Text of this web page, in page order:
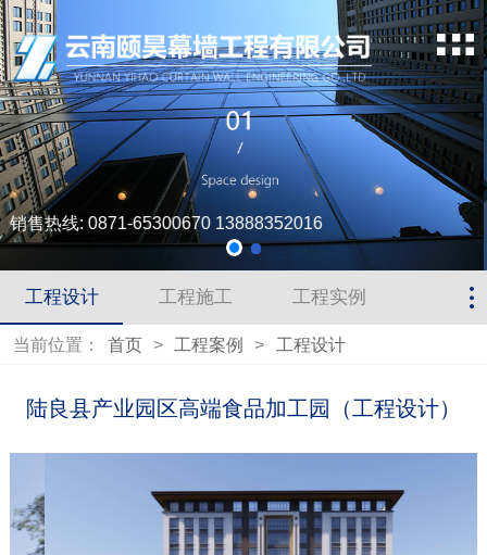
销售热线: 0871-65300670 13888352016
工程设计 工程施工 工程实例
当前位置： 首页 > 工程案例 > 工程设计
陆良县产业园区高端食品加工园（工程设计）